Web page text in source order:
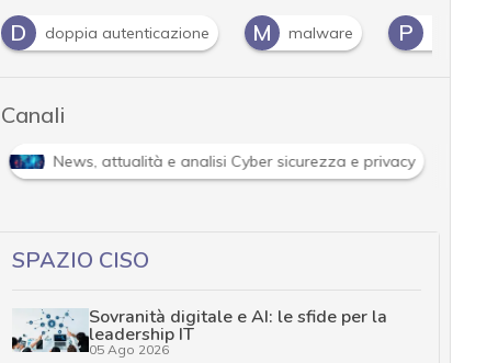
D doppia autenticazione M malware P
Canali
News, attualità e analisi Cyber sicurezza e privacy
SPAZIO CISO
Sovranità digitale e AI: le sfide per la
leadership IT
05 Ago 2026